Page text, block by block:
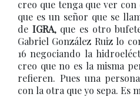
creo que tenga que ver
que es un señor que se
de IGRA, que es otro
Gabriel González Ruiz lo
16 negociando la
creo que no es la misma
refieren. Pues una
con la otra que yo sepa. Es